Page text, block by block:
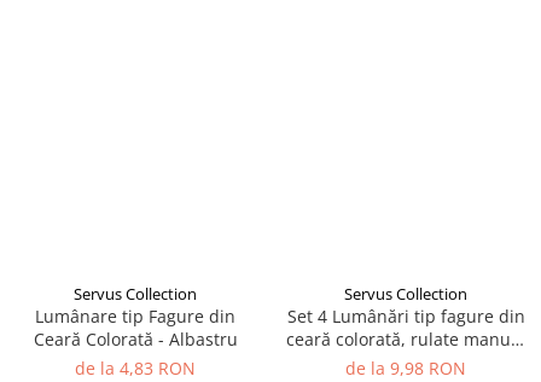
Servus Collection
Lumânare tip Fagure din
Ceară Colorată - Albastru
de la 4,83 RON
Servus Collection
Set 4 Lumânări tip fagure din
ceară colorată, rulate manual
- Albastru
de la 9,98 RON